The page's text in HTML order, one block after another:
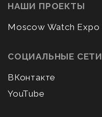
НАШИ ПРОЕКТЫ
Moscow Watch Expo
СОЦИАЛЬНЫЕ СЕТИ
ВКонтакте
YouTube